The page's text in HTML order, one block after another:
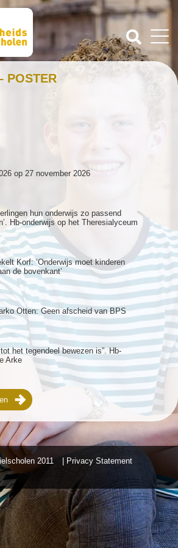
op 27 november 2026
hun onderwijs zo passend
Hb-onderwijs op het Theresialyceum
Korf: ‘Onderwijs moet kinderen
de bovenkant’
Otten: Geen afscheid van BPS
het tegendeel bewezen is”. Hb-
Arke
POSTER
2011 | Privacy Statement